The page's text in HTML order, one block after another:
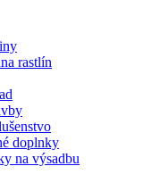
rastlín
doplnky
na výsadbu